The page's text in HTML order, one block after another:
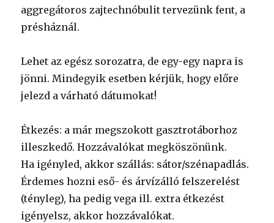
aggregátoros zajtechnóbulit tervezünk fent, a
présháznál.
Lehet az egész sorozatra, de egy-egy napra is
jönni. Mindegyik esetben kérjük, hogy előre
jelezd a várható dátumokat!
Étkezés: a már megszokott gasztrotáborhoz
illeszkedő. Hozzávalókat megköszönünk.
Ha igényled, akkor szállás: sátor/szénapadlás.
Érdemes hozni eső- és árvízálló felszerelést
(tényleg), ha pedig vega ill. extra étkezést
igényelsz, akkor hozzávalókat.